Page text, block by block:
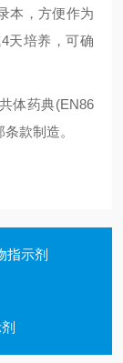
本，方便作为
天培养，可确
体药典(EN86
款制造。
指示剂